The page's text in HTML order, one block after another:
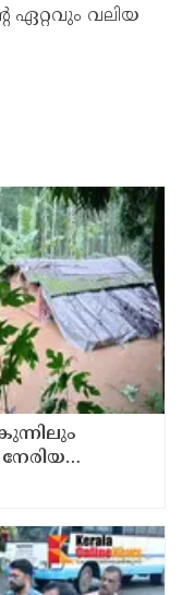
ഏറ്റവും വലിയ
മാറ്റി